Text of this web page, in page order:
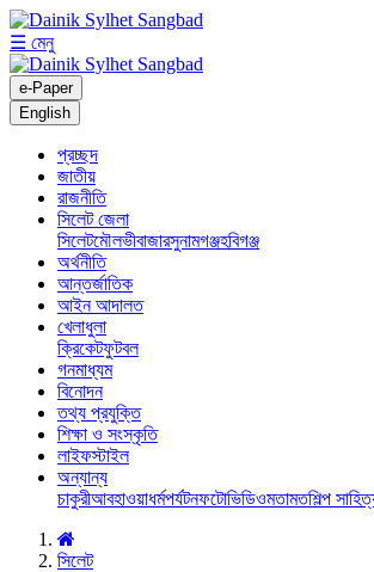
☰ মেনু
e-Paper
English
প্রচ্ছদ
জাতীয়
রাজনীতি
সিলেট জেলা
সিলেটমৌলভীবাজারসুনামগঞ্জহবিগঞ্জ
অর্থনীতি
আন্তর্জাতিক
আইন আদালত
খেলাধুলা
ক্রিকেটফুটবল
গনমাধ্যম
বিনোদন
তথ্য প্রযুক্তি
শিক্ষা ও সংস্কৃতি
লাইফস্টাইল
অন্যান্য
চাকুরীআবহাওয়াধর্মপর্যটনফটোভিডিওমতামতশিল্প
সিলেট